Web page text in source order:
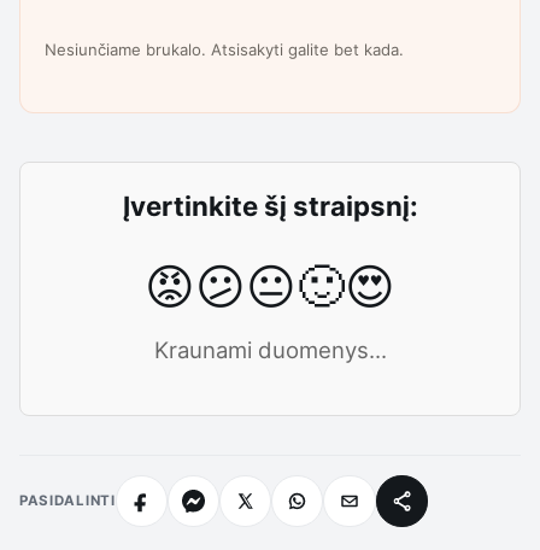
Nesiunčiame brukalo. Atsisakyti galite bet kada.
Įvertinkite šį straipsnį:
😡😕😐🙂😍
Kraunami duomenys...
PASIDALINTI